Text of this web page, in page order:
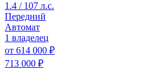
1.4 / 107 л.с.
Передний
Автомат
1 владелец
от 614 000 ₽
713 000 ₽